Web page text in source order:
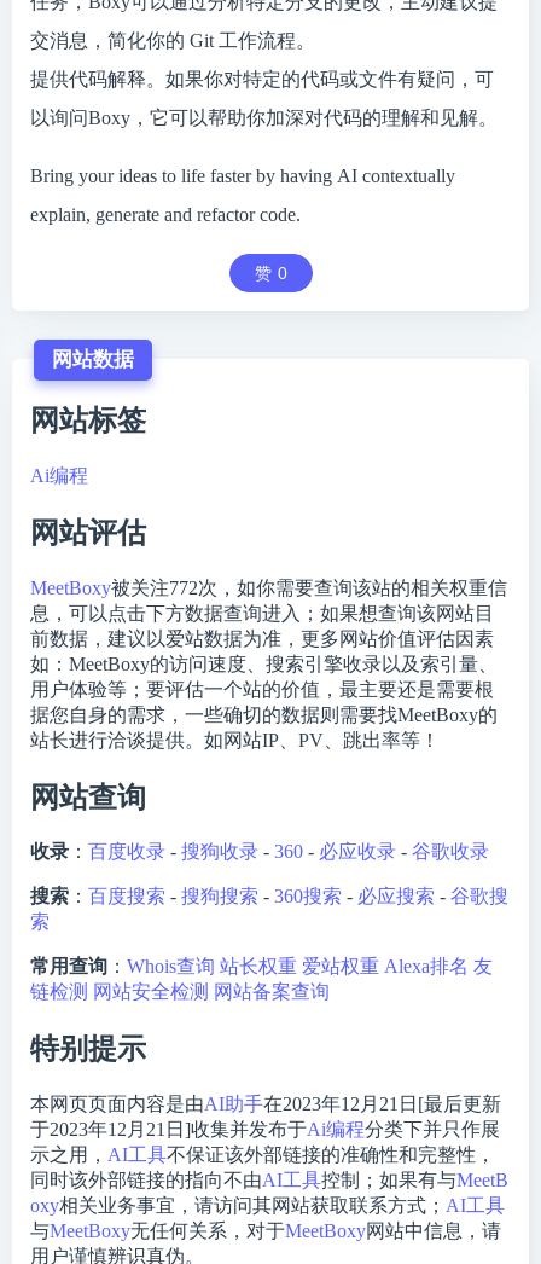
交消息，简化你的 Git 工作流程。
提供代码解释。如果你对特定的代码或文件有疑问，可
以询问Boxy，它可以帮助你加深对代码的理解和见解。
Bring your ideas to life faster by having AI contextually
explain, generate and refactor code.
赞 0
网站数据
网站标签
Ai编程
网站评估
MeetBoxy被关注772次，如你需要查询该站的相关权重信
息，可以点击下方数据查询进入；如果想查询该网站目
前数据，建议以爱站数据为准，更多网站价值评估因素
如：MeetBoxy的访问速度、搜索引擎收录以及索引量、
用户体验等；要评估一个站的价值，最主要还是需要根
据您自身的需求，一些确切的数据则需要找MeetBoxy的
站长进行洽谈提供。如网站IP、PV、跳出率等！
网站查询
收录 ： 百度收录 - 搜狗收录 - 360 - 必应收录 - 谷歌收录
搜索 ： 百度搜索 - 搜狗搜索 - 360搜索 - 必应搜索 - 谷歌搜
索
常用查询 ： Whois查询 站长权重 爱站权重 Alexa排名 友
链检测 网站安全检测 网站备案查询
特别提示
本网页页面内容是由AI助手在2023年12月21日[最后更新
于2023年12月21日]收集并发布于Ai编程分类下并只作展
示之用， AI工具不保证该外部链接的准确性和完整性，
同时该外部链接的指向不由AI工具控制；如果有与MeetB
oxy相关业务事宜，请访问其网站获取联系方式； AI工具
与MeetBoxy无任何关系，对于MeetBoxy网站中信息，请
用户谨慎辨识真伪。